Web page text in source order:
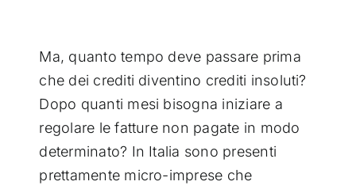
Ma, quanto tempo deve passare prima
che dei crediti diventino crediti insoluti?
Dopo quanti mesi bisogna iniziare a
regolare le fatture non pagate in modo
determinato? In Italia sono presenti
prettamente micro-imprese che